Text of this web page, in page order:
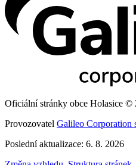
Oficiální stránky obce Holasice ©
Provozovatel Galileo Corporation
Poslední aktualizace: 6. 8. 2026